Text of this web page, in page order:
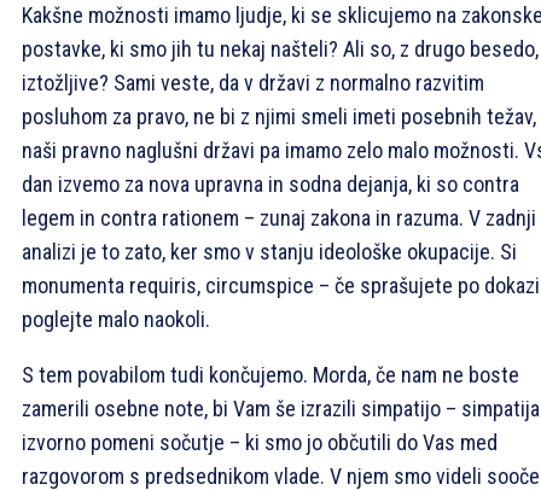
Kakšne možnosti imamo ljudje, ki se sklicujemo na
postavke, ki smo jih tu nekaj našteli? Ali so, z drugo besedo,
iztožljive? Sami veste, da v državi z normalno razvitim
posluhom za pravo, ne bi z njimi smeli imeti posebnih težav,
naši pravno naglušni državi pa imamo zelo malo možnosti.
dan izvemo za nova upravna in sodna dejanja, ki so contra
legem in contra rationem – zunaj zakona in razuma. V zadnji
analizi je to zato, ker smo v stanju ideološke okupacije. Si
monumenta requiris, circumspice – če sprašujete po
poglejte malo naokoli.
S tem povabilom tudi končujemo. Morda, če nam ne boste
zamerili osebne note, bi Vam še izrazili simpatijo – simpatija
izvorno pomeni sočutje – ki smo jo občutili do Vas med
razgovorom s predsednikom vlade. V njem smo videli